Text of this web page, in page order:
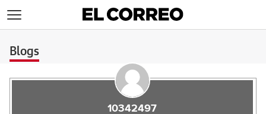
Blogs
10342497